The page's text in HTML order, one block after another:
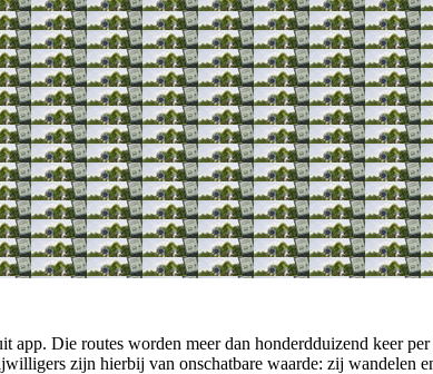
Die routes worden meer dan honderdduizend keer
zijn hierbij van onschatbare waarde: zij wandelen